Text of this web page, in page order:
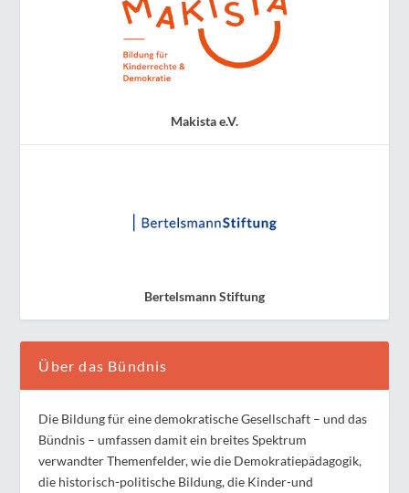
Makista e.V.
Bertelsmann Stiftung
Über das Bündnis
Die Bildung für eine demokratische Gesellschaft – und das
Bündnis – umfassen damit ein breites Spektrum
verwandter Themenfelder, wie die Demokratiepädagogik,
die historisch-politische Bildung, die Kinder-und